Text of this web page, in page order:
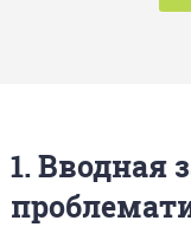
1. Вводная